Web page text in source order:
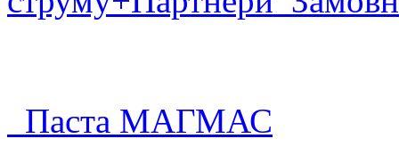
Паста МАГМАС